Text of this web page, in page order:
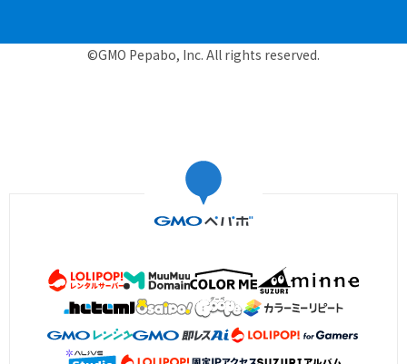
©GMO Pepabo, Inc. All rights reserved.